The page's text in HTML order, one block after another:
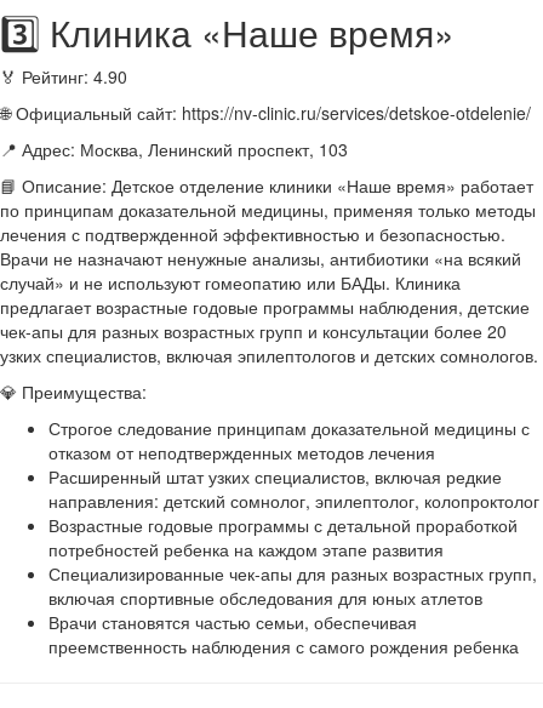
3️⃣ Клиника «Наше время»
🏅 Рейтинг: 4.90
🌐 Официальный сайт: https://nv-clinic.ru/services/detskoe-otdelenie/
📍 Адрес: Москва, Ленинский проспект, 103
📘 Описание: Детское отделение клиники «Наше время» работает
по принципам доказательной медицины, применяя только методы
лечения с подтвержденной эффективностью и безопасностью.
Врачи не назначают ненужные анализы, антибиотики «на всякий
случай» и не используют гомеопатию или БАДы. Клиника
предлагает возрастные годовые программы наблюдения, детские
чек-апы для разных возрастных групп и консультации более 20
узких специалистов, включая эпилептологов и детских сомнологов.
💎 Преимущества:
Строгое следование принципам доказательной медицины с
отказом от неподтвержденных методов лечения
Расширенный штат узких специалистов, включая редкие
направления: детский сомнолог, эпилептолог, колопроктолог
Возрастные годовые программы с детальной проработкой
потребностей ребенка на каждом этапе развития
Специализированные чек-апы для разных возрастных групп,
включая спортивные обследования для юных атлетов
Врачи становятся частью семьи, обеспечивая
преемственность наблюдения с самого рождения ребенка